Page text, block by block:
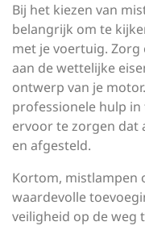
Bij het kiezen van
belangrijk om te
met je voertuig.
aan de wettelijke
ontwerp van je
professionele hulp in
ervoor te zorgen dat
en afgesteld.
Kortom, mistlampen
waardevolle
veiligheid op de weg